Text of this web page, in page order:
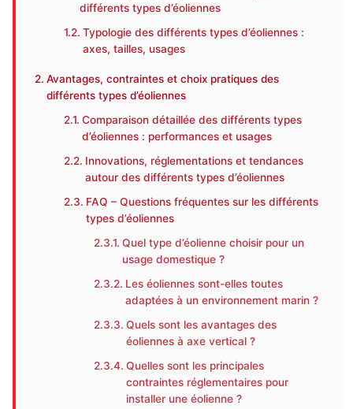
différents types d’éoliennes
Typologie des différents types d’éoliennes :
axes, tailles, usages
Avantages, contraintes et choix pratiques des
différents types d’éoliennes
Comparaison détaillée des différents types
d’éoliennes : performances et usages
Innovations, réglementations et tendances
autour des différents types d’éoliennes
FAQ – Questions fréquentes sur les différents
types d’éoliennes
Quel type d’éolienne choisir pour un
usage domestique ?
Les éoliennes sont-elles toutes
adaptées à un environnement marin ?
Quels sont les avantages des
éoliennes à axe vertical ?
Quelles sont les principales
contraintes réglementaires pour
installer une éolienne ?